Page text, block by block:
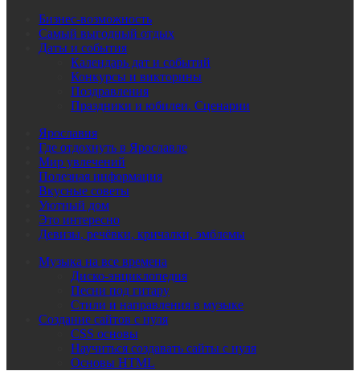
Бизнес-возможность
Самый выгодный отдых
Даты и события
Календарь дат и событий
Конкурсы и викторины
Поздравления
Праздники и юбилеи. Сценарии
Ярославия
Где отдохнуть в Ярославле
Мир увлечений
Полезная информация
Вкусные советы
Уютный дом
Это интересно
Девизы, речёвки, кричалки, эмблемы
Музыка на все времена
Диско-энциклопедия
Песни под гитару
Стили и направления в музыке
Создание сайтов с нуля
CSS основы
Научиться создавать сайты с нуля
Основы HTML